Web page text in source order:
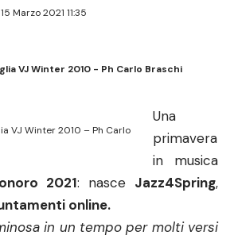
Marzo 2021 11:35
VJ Winter 2010 - Ph Carlo Braschi
VJ Winter 2010 – Ph Carlo
Una
primavera
in musica
2021: nasce Jazz4Spring,
online.
in un tempo per molti versi